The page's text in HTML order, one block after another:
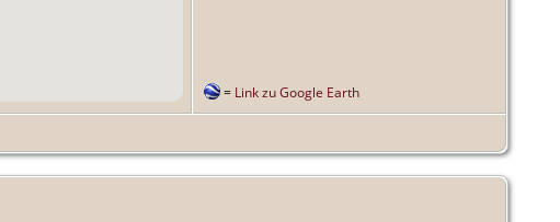
= Link zu Google Earth